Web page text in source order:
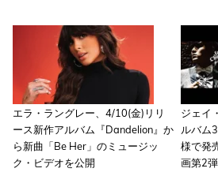
エラ・ラングレー、4/10(金)リリ
ース新作アルバム『Dandelion』か
ら新曲「Be Her」のミュージッ
ク・ビデオを公開
ジェイ
ルバム
様で発
画第2弾